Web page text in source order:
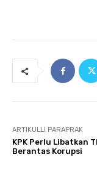
ARTIKULLI PARAPRAK
KPK Perlu Libatkan
Berantas Korupsi